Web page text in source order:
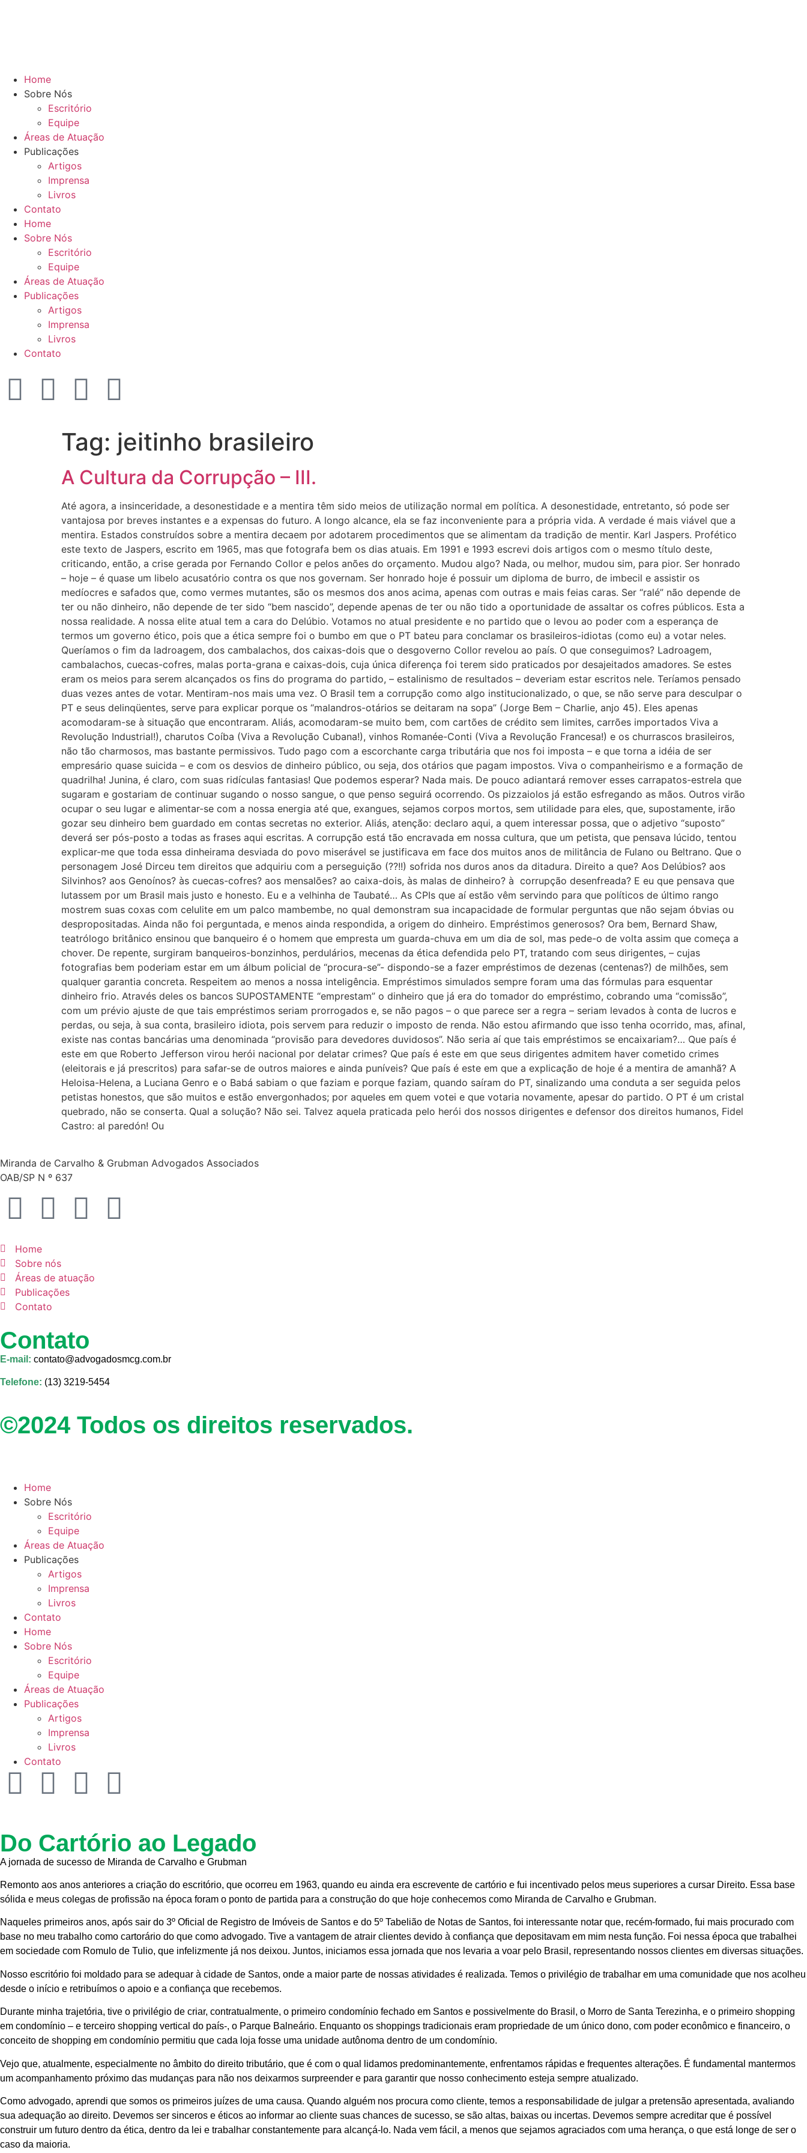
Home
Sobre Nós
Escritório
Equipe
Áreas de Atuação
Publicações
Artigos
Imprensa
Livros
Contato
Home
Sobre Nós
Escritório
Equipe
Áreas de Atuação
Publicações
Artigos
Imprensa
Livros
Contato
Tag: jeitinho brasileiro
A Cultura da Corrupção – III.
Até agora, a insinceridade, a desonestidade e a mentira têm sido meios de utilização normal em política. A desonestidade, entretanto, só pode ser
vantajosa por breves instantes e a expensas do futuro. A longo alcance, ela se faz inconveniente para a própria vida. A verdade é mais viável que a
mentira. Estados construídos sobre a mentira decaem por adotarem procedimentos que se alimentam da tradição de mentir. Karl Jaspers. Profético
este texto de Jaspers, escrito em 1965, mas que fotografa bem os dias atuais. Em 1991 e 1993 escrevi dois artigos com o mesmo título deste,
criticando, então, a crise gerada por Fernando Collor e pelos anões do orçamento. Mudou algo? Nada, ou melhor, mudou sim, para pior. Ser honrado
– hoje – é quase um libelo acusatório contra os que nos governam. Ser honrado hoje é possuir um diploma de burro, de imbecil e assistir os
medíocres e safados que, como vermes mutantes, são os mesmos dos anos acima, apenas com outras e mais feias caras. Ser “ralé” não depende de
ter ou não dinheiro, não depende de ter sido “bem nascido”, depende apenas de ter ou não tido a oportunidade de assaltar os cofres públicos. Esta a
nossa realidade. A nossa elite atual tem a cara do Delúbio. Votamos no atual presidente e no partido que o levou ao poder com a esperança de
termos um governo ético, pois que a ética sempre foi o bumbo em que o PT bateu para conclamar os brasileiros-idiotas (como eu) a votar neles.
Queríamos o fim da ladroagem, dos cambalachos, dos caixas-dois que o desgoverno Collor revelou ao país. O que conseguimos? Ladroagem,
cambalachos, cuecas-cofres, malas porta-grana e caixas-dois, cuja única diferença foi terem sido praticados por desajeitados amadores. Se estes
eram os meios para serem alcançados os fins do programa do partido, – estalinismo de resultados – deveriam estar escritos nele. Teríamos pensado
duas vezes antes de votar. Mentiram-nos mais uma vez. O Brasil tem a corrupção como algo institucionalizado, o que, se não serve para desculpar o
PT e seus delinqüentes, serve para explicar porque os “malandros-otários se deitaram na sopa” (Jorge Bem – Charlie, anjo 45). Eles apenas
acomodaram-se à situação que encontraram. Aliás, acomodaram-se muito bem, com cartões de crédito sem limites, carrões importados Viva a
Revolução Industrial!), charutos Coíba (Viva a Revolução Cubana!), vinhos Romanée-Conti (Viva a Revolução Francesa!) e os churrascos brasileiros,
não tão charmosos, mas bastante permissivos. Tudo pago com a escorchante carga tributária que nos foi imposta – e que torna a idéia de ser
empresário quase suicida – e com os desvios de dinheiro público, ou seja, dos otários que pagam impostos. Viva o companheirismo e a formação de
quadrilha! Junina, é claro, com suas ridículas fantasias! Que podemos esperar? Nada mais. De pouco adiantará remover esses carrapatos-estrela que
sugaram e gostariam de continuar sugando o nosso sangue, o que penso seguirá ocorrendo. Os pizzaiolos já estão esfregando as mãos. Outros virão
ocupar o seu lugar e alimentar-se com a nossa energia até que, exangues, sejamos corpos mortos, sem utilidade para eles, que, supostamente, irão
gozar seu dinheiro bem guardado em contas secretas no exterior. Aliás, atenção: declaro aqui, a quem interessar possa, que o adjetivo “suposto”
deverá ser pós-posto a todas as frases aqui escritas. A corrupção está tão encravada em nossa cultura, que um petista, que pensava lúcido, tentou
explicar-me que toda essa dinheirama desviada do povo miserável se justificava em face dos muitos anos de militância de Fulano ou Beltrano. Que o
personagem José Dirceu tem direitos que adquiriu com a perseguição (??!!) sofrida nos duros anos da ditadura. Direito a que? Aos Delúbios? aos
Silvinhos? aos Genoínos? às cuecas-cofres? aos mensalões? ao caixa-dois, às malas de dinheiro? à corrupção desenfreada? E eu que pensava que
lutassem por um Brasil mais justo e honesto. Eu e a velhinha de Taubaté… As CPIs que aí estão vêm servindo para que políticos de último rango
mostrem suas coxas com celulite em um palco mambembe, no qual demonstram sua incapacidade de formular perguntas que não sejam óbvias ou
despropositadas. Ainda não foi perguntada, e menos ainda respondida, a origem do dinheiro. Empréstimos generosos? Ora bem, Bernard Shaw,
teatrólogo britânico ensinou que banqueiro é o homem que empresta um guarda-chuva em um dia de sol, mas pede-o de volta assim que começa a
chover. De repente, surgiram banqueiros-bonzinhos, perdulários, mecenas da ética defendida pelo PT, tratando com seus dirigentes, – cujas
fotografias bem poderiam estar em um álbum policial de “procura-se”- dispondo-se a fazer empréstimos de dezenas (centenas?) de milhões, sem
qualquer garantia concreta. Respeitem ao menos a nossa inteligência. Empréstimos simulados sempre foram uma das fórmulas para esquentar
dinheiro frio. Através deles os bancos SUPOSTAMENTE “emprestam” o dinheiro que já era do tomador do empréstimo, cobrando uma “comissão”,
com um prévio ajuste de que tais empréstimos seriam prorrogados e, se não pagos – o que parece ser a regra – seriam levados à conta de lucros e
perdas, ou seja, à sua conta, brasileiro idiota, pois servem para reduzir o imposto de renda. Não estou afirmando que isso tenha ocorrido, mas, afinal,
existe nas contas bancárias uma denominada “provisão para devedores duvidosos”. Não seria aí que tais empréstimos se encaixariam?… Que país é
este em que Roberto Jefferson virou herói nacional por delatar crimes? Que país é este em que seus dirigentes admitem haver cometido crimes
(eleitorais e já prescritos) para safar-se de outros maiores e ainda puníveis? Que país é este em que a explicação de hoje é a mentira de amanhã? A
Heloisa-Helena, a Luciana Genro e o Babá sabiam o que faziam e porque faziam, quando saíram do PT, sinalizando uma conduta a ser seguida pelos
petistas honestos, que são muitos e estão envergonhados; por aqueles em quem votei e que votaria novamente, apesar do partido. O PT é um cristal
quebrado, não se conserta. Qual a solução? Não sei. Talvez aquela praticada pelo herói dos nossos dirigentes e defensor dos direitos humanos, Fidel
Castro: al paredón! Ou
Miranda de Carvalho & Grubman Advogados Associados
OAB/SP N º 637
Home
Sobre nós
Áreas de atuação
Publicações
Contato
Contato
E-mail: contato@advogadosmcg.com.br
Telefone: (13) 3219-5454
©2024 Todos os direitos reservados.
Home
Sobre Nós
Escritório
Equipe
Áreas de Atuação
Publicações
Artigos
Imprensa
Livros
Contato
Home
Sobre Nós
Escritório
Equipe
Áreas de Atuação
Publicações
Artigos
Imprensa
Livros
Contato
Do Cartório ao Legado
A jornada de sucesso de Miranda de Carvalho e Grubman
Remonto aos anos anteriores a criação do escritório, que ocorreu em 1963, quando eu ainda era escrevente de cartório e fui incentivado pelos meus superiores a cursar Direito. Essa base
sólida e meus colegas de profissão na época foram o ponto de partida para a construção do que hoje conhecemos como Miranda de Carvalho e Grubman.
Naqueles primeiros anos, após sair do 3º Oficial de Registro de Imóveis de Santos e do 5º Tabelião de Notas de Santos, foi interessante notar que, recém-formado, fui mais procurado com
base no meu trabalho como cartorário do que como advogado. Tive a vantagem de atrair clientes devido à confiança que depositavam em mim nesta função. Foi nessa época que trabalhei
em sociedade com Romulo de Tulio, que infelizmente já nos deixou. Juntos, iniciamos essa jornada que nos levaria a voar pelo Brasil, representando nossos clientes em diversas situações.
Nosso escritório foi moldado para se adequar à cidade de Santos, onde a maior parte de nossas atividades é realizada. Temos o privilégio de trabalhar em uma comunidade que nos acolheu
desde o início e retribuímos o apoio e a confiança que recebemos.
Durante minha trajetória, tive o privilégio de criar, contratualmente, o primeiro condomínio fechado em Santos e possivelmente do Brasil, o Morro de Santa Terezinha, e o primeiro shopping
em condomínio – e terceiro shopping vertical do país-, o Parque Balneário. Enquanto os shoppings tradicionais eram propriedade de um único dono, com poder econômico e financeiro, o
conceito de shopping em condomínio permitiu que cada loja fosse uma unidade autônoma dentro de um condomínio.
Vejo que, atualmente, especialmente no âmbito do direito tributário, que é com o qual lidamos predominantemente, enfrentamos rápidas e frequentes alterações. É fundamental mantermos
um acompanhamento próximo das mudanças para não nos deixarmos surpreender e para garantir que nosso conhecimento esteja sempre atualizado.
Como advogado, aprendi que somos os primeiros juízes de uma causa. Quando alguém nos procura como cliente, temos a responsabilidade de julgar a pretensão apresentada, avaliando
sua adequação ao direito. Devemos ser sinceros e éticos ao informar ao cliente suas chances de sucesso, se são altas, baixas ou incertas. Devemos sempre acreditar que é possível
construir um futuro dentro da ética, dentro da lei e trabalhar constantemente para alcançá-lo. Nada vem fácil, a menos que sejamos agraciados com uma herança, o que está longe de ser o
caso da maioria.